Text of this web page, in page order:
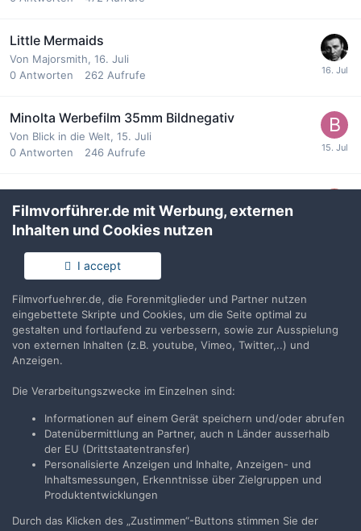
Little Mermaids
Von Majorsmith, 16. Juli
0 Antworten 262 Aufrufe
Minolta Werbefilm 35mm Bildnegativ
Von Blick in die Welt, 15. Juli
0 Antworten 246 Aufrufe
CRU DX115 DCP Carrier MoveDock PC
Festplatten Adapter
Vonuser73, 14. Juli
VonSuper8friend, 14. Juli
0 Antworten 250 Aufrufe
VORHERIGE
Folgen 16
Filmvorführer.de via Google durchsuchen:
Filmvorführer.de mit Werbung, externen
Inhalten und Cookies nutzen
I accept
Filmvorfuehrer.de, die Forenmitglieder und Partner nutzen
eingebettete Skripte und Cookies, um die Seite optimal zu
gestalten und fortlaufend zu verbessern, sowie zur Ausspielung
von externen Inhalten (z.B. youtube, Vimeo, Twitter,..) und
Anzeigen.
Die Verarbeitungszwecke im Einzelnen sind:
Informationen auf einem Gerät speichern und/oder abrufen
Datenübermittlung an Partner, auch n Länder ausserhalb
der EU (Drittstaatentransfer)
Personalisierte Anzeigen und Inhalte, Anzeigen- und
Inhaltsmessungen, Erkenntnisse über Zielgruppen und
Produktentwicklungen
Durch das Klicken des „Zustimmen“-Buttons stimmen Sie der